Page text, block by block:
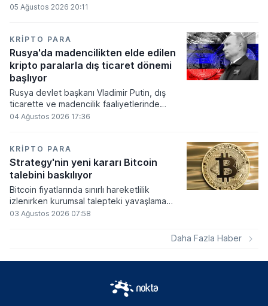
basmaya zorlayacağını ve bu durumun
kayıplarının tetikleyeceği kredi krizinin
küresel likidite artışına yol açacağını belirtti
ve bitcoinin bu süreçte en hızlı tepki veren
varlık olacağı vurguladı.
05 Ağustos 2026 20:11
KRIPTO PARA
Rusya'da madencilikten elde edilen
kripto paralarla dış ticaret dönemi
başlıyor
Rusya devlet başkanı Vladimir Putin, dış
ticarette ve madencilik faaliyetlerinde
kripto varlıkların kullanımına onay veren
elde edilen dijital paraların belirli şartlar
altında dolaşımına ve menkul kıymet
alımlarında kullanılmasına olanak sağlanıyor.
04 Ağustos 2026 17:36
KRIPTO PARA
Strategy'nin yeni kararı Bitcoin
talebini baskılıyor
Bitcoin fiyatlarında sınırlı hareketlilik
izlenirken kurumsal talepteki yavaşlama
piyasa dinamiklerini etkiliyor. ABD Merkez
03 Ağustos 2026 07:58
Daha Fazla Haber